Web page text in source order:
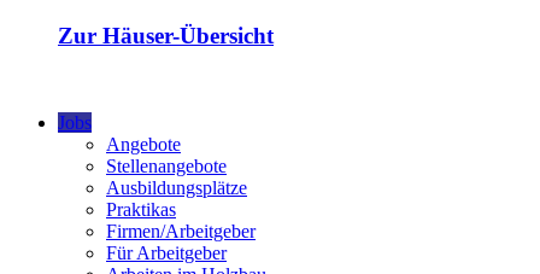
Zur Häuser-Übersicht
Jobs
Angebote
Stellenangebote
Ausbildungsplätze
Praktikas
Firmen/Arbeitgeber
Für Arbeitgeber